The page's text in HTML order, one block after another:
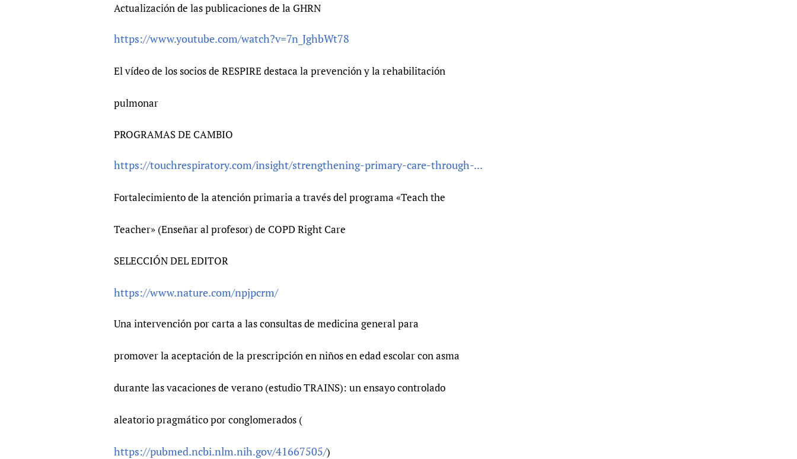
Actualización de las publicaciones de la GHRN
https://www.youtube.com/watch?v=7n_JghbWt78
El vídeo de los socios de RESPIRE destaca la prevención y la rehabilitación
pulmonar
PROGRAMAS DE CAMBIO
https://touchrespiratory.com/insight/strengthening-primary-care-through-...
Fortalecimiento de la atención primaria a través del programa «Teach the
Teacher» (Enseñar al profesor) de COPD Right Care
SELECCIÓN DEL EDITOR
https://www.nature.com/npjpcrm/
Una intervención por carta a las consultas de medicina general para
promover la aceptación de la prescripción en niños en edad escolar con asma
durante las vacaciones de verano (estudio TRAINS): un ensayo controlado
aleatorio pragmático por conglomerados (
https://pubmed.ncbi.nlm.nih.gov/41667505/)